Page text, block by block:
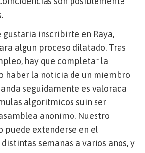
gustaria inscribirte en Raya,
algun proceso dilatado. Tras
hay que completar la
haber la noticia de un miembro
seguidamente es valorada
algoritmicos suin ser
anonimo. Nuestro
puede extenderse en el
semanas a varios anos, y